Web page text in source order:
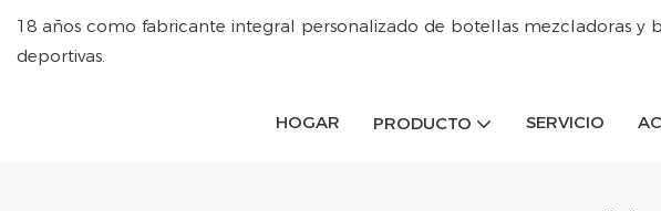
18 años como fabricante integral personalizado de botellas mezcladoras y
deportivas.
HOGAR PRODUCTO SERVICIO